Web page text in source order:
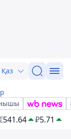
Қаз
541.64 ₽5.71